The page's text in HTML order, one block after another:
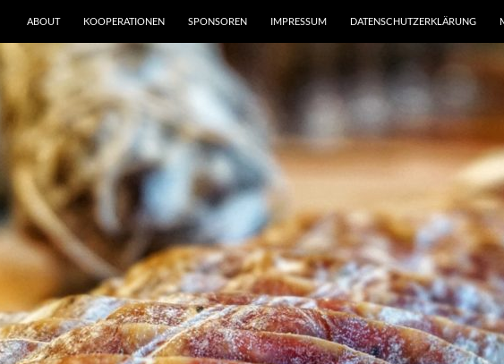
ABOUT KOOPERATIONEN SPONSOREN IMPRESSUM DATENSCHUTZERKLÄRUNG